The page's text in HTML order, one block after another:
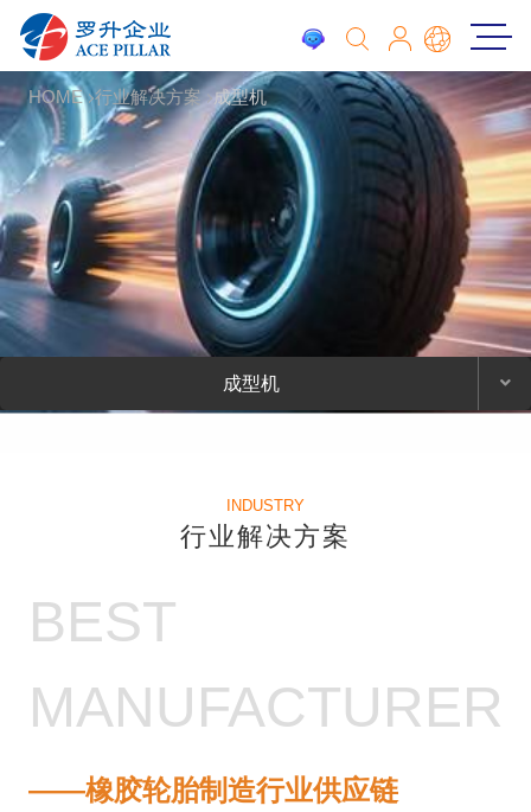
HOME 行业解决方案 成型机
成型机
INDUSTRY
行业解决方案
BEST
MANUFACTURER
——橡胶轮胎制造行业供应链